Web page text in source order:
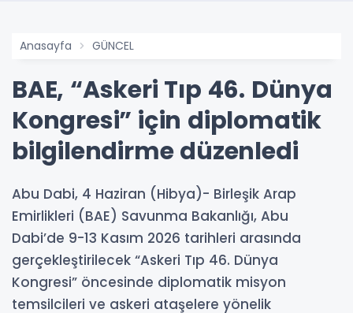
Anasayfa GÜNCEL
BAE, “Askeri Tıp 46. Dünya
Kongresi” için diplomatik
bilgilendirme düzenledi
Abu Dabi, 4 Haziran (Hibya)- Birleşik Arap
Emirlikleri (BAE) Savunma Bakanlığı, Abu
Dabi’de 9-13 Kasım 2026 tarihleri arasında
gerçekleştirilecek “Askeri Tıp 46. Dünya
Kongresi” öncesinde diplomatik misyon
temsilcileri ve askeri ataşelere yönelik